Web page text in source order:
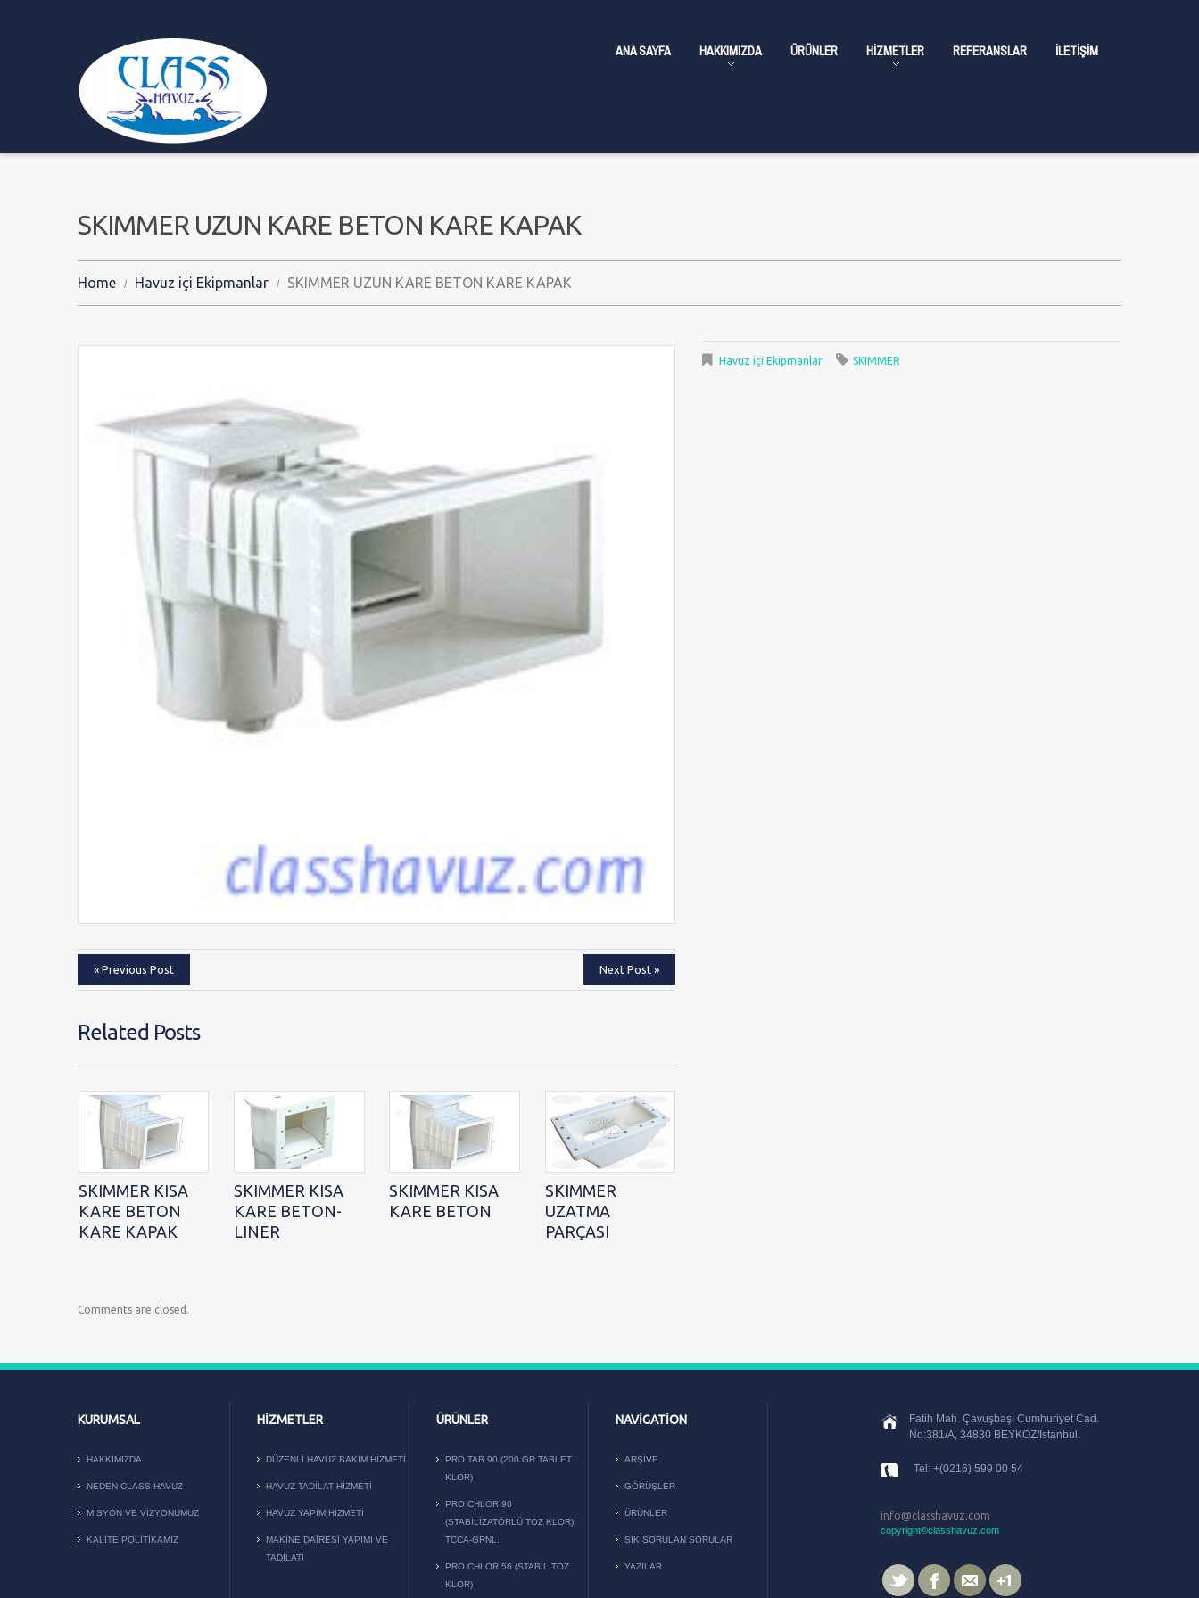
ANA SAYFA HAKKIMIZDA ÜRÜNLER HIZMETLER REFERANSLAR İLETIŞIM
SKIMMER UZUN KARE BETON KARE KAPAK
Home Havuz içi Ekipmanlar SKIMMER UZUN KARE BETON KARE KAPAK
« Previous Post Next Post »
Havuz içi Ekipmanlar SKIMMER
Related Posts
SKIMMER KISA
KARE BETON
KARE KAPAK
SKIMMER KISA
KARE BETON-
LINER
SKIMMER KISA
KARE BETON
SKIMMER
UZATMA
PARÇASI
Comments are closed.
KURUMSAL
HAKKIMIZDA
NEDEN CLASS HAVUZ
MISYON VE VIZYONUMUZ
KALITE POLITIKAMIZ
HIZMETLER
DÜZENLI HAVUZ BAKIM HIZMETI
HAVUZ TADILAT HIZMETI
HAVUZ YAPIM HIZMETI
MAKİNE DAİRESİ YAPIMI VE
TADİLATI
ÜRÜNLER
PRO TAB 90 (200 GR.TABLET
KLOR)
PRO CHLOR 90
(STABILIZATÖRLÜ TOZ KLOR)
TCCA-GRNL.
PRO CHLOR 56 (STABIL TOZ
KLOR)
NAVIGATION
ARŞIVE
GÖRÜŞLER
ÜRÜNLER
SIK SORULAN SORULAR
YAZILAR
Fatih Mah. Çavuşbaşı Cumhuriyet Cad.
No:381/A, 34830 BEYKOZ/İstanbul.
Tel: +(0216) 599 00 54
info@classhavuz.com
copyright©classhavuz.com